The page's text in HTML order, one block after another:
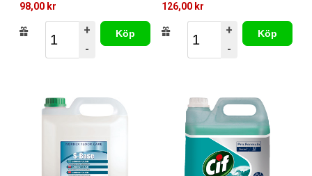
98,00 kr
+
-
Köp
126,00 kr
+
-
Köp